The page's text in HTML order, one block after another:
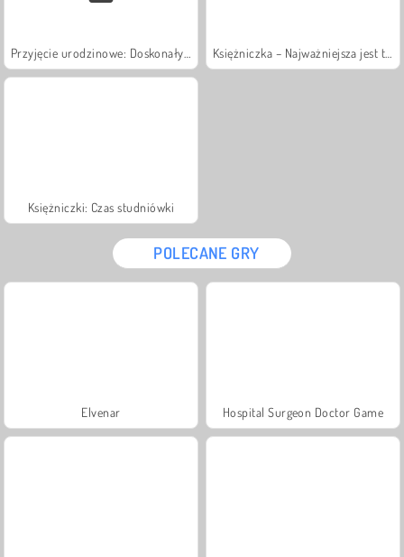
Księżniczki: Czas studniówki
POLECANE GRY
Elvenar Hospital Surgeon Doctor Game